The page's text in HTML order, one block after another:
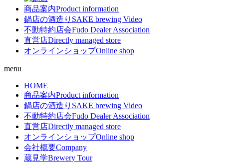
商品案内Product information
鍋店の酒造り SAKE brewing Video
不動特約店会Fudo Dealer Association
直営店Directly managed store
オンラインショップOnline shop
menu
HOME
商品案内Product information
鍋店の酒造り SAKE brewing Video
不動特約店会Fudo Dealer Association
直営店Directly managed store
オンラインショップOnline shop
会社概要Company
蔵見学Brewery Tour